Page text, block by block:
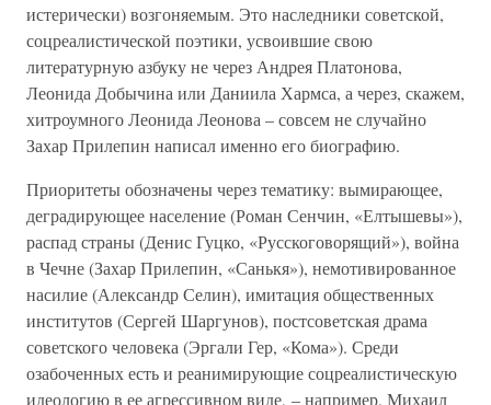
истерически) возгоняемым. Это наследники советской,
соцреалистической поэтики, усвоившие свою
литературную азбуку не через Андрея Платонова,
Леонида Добычина или Даниила Хармса, а через, скажем,
хитроумного Леонида Леонова – совсем не случайно
Захар Прилепин написал именно его биографию.
Приоритеты обозначены через тематику: вымирающее,
деградирующее население (Роман Сенчин, «Елтышевы»),
распад страны (Денис Гуцко, «Русскоговорящий»), война
в Чечне (Захар Прилепин, «Санькя»), немотивированное
насилие (Александр Селин), имитация общественных
институтов (Сергей Шаргунов), постсоветская драма
советского человека (Эргали Гер, «Кома»). Среди
озабоченных есть и реанимирующие соцреалистическую
идеологию в ее агрессивном виде, – например, Михаил